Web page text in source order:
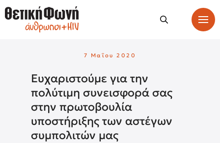
7 Μαΐου 2020
Ευχαριστούμε για την
πολύτιμη συνεισφορά σας
στην πρωτοβουλία
υποστήριξης των αστέγων
συμπολιτών μας